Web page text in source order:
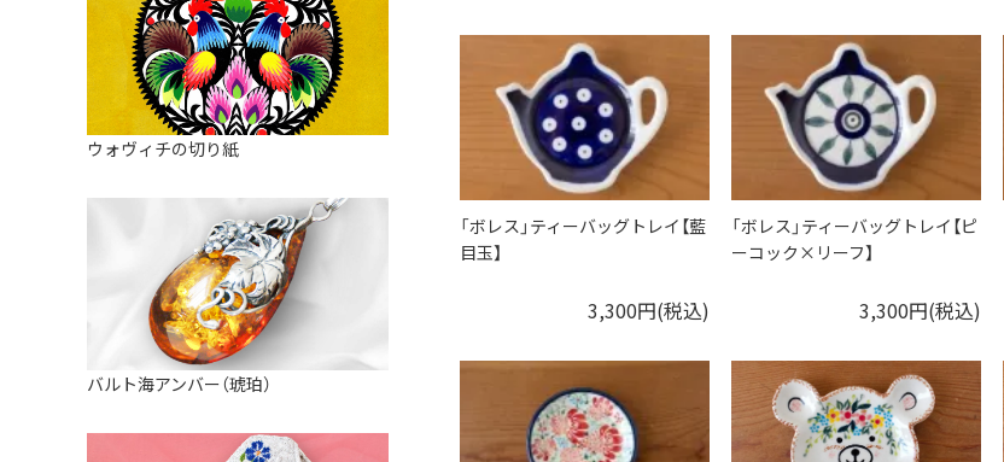
「ボレス」ティーバッグトレイ【藍
目玉】
3,300円(税込)
「ボレス」ティーバッグトレイ【ピ
ーコック×リーフ】
3,300円(税込)
装飾用タイル・プレート
ミニチュア
天使さま
カードスタンド
マグネット
すべて見る
ウォヴィチの切り紙
バルト海アンバー（琥珀）